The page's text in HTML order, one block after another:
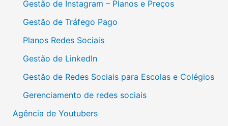
Gestão de Instagram – Planos e Preços
Gestão de Tráfego Pago
Planos Redes Sociais
Gestão de LinkedIn
Gestão de Redes Sociais para Escolas e Colégios
Gerenciamento de redes sociais
Agência de Youtubers